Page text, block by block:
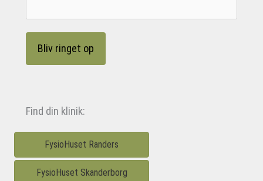
Find din klinik:
FysioHuset Randers
FysioHuset Skanderborg